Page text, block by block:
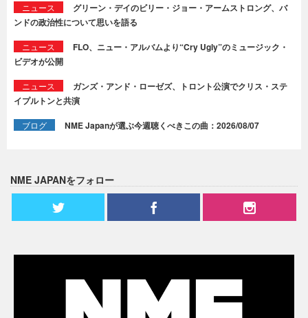
ニュース
グリーン・デイのビリー・ジョー・アームストロング、バ
ンドの政治性について思いを語る
ニュース
FLO、ニュー・アルバムより“Cry Ugly”のミュージック・
ビデオが公開
ニュース
ガンズ・アンド・ローゼズ、トロント公演でクリス・ステ
イプルトンと共演
ブログ NME Japanが選ぶ今週聴くべきこの曲：2026/08/07
NME JAPANをフォロー